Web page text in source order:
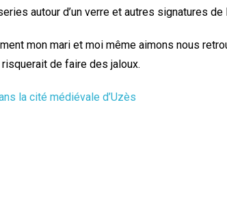
autour d’un verre et autres signatures de
mon mari et moi même aimons nous
de faire des jaloux.
la cité médiévale d’Uzès